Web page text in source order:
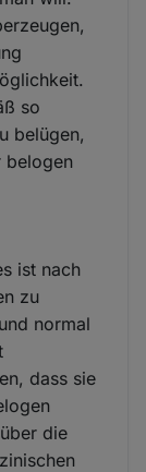
so
belügen,
belogen
ist nach
zu
normal
dass sie
die